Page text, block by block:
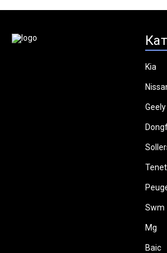
Kia
Geely
Tenet
Swm
Mg
Baic